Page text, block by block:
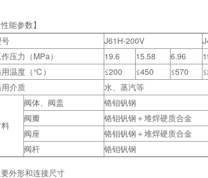
性能参数】
J61H-200V
压力（MPa）
19.6 15.58 6.96
温度（℃）
≤200 ≤450 ≤570
介质
水、蒸汽等
阀体、阀盖
铬钼钒钢
阀瓣
铬钼钒钢＋堆焊硬质合金
阀座
铬钼钒钢＋堆焊硬质合金
阀杆
铬钼钒钢
要外形和连接尺寸